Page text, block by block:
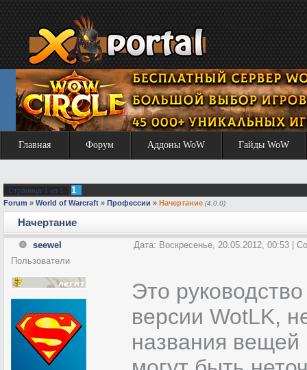
Главная Форум Аддоны WoW Гайды WoW
Страница 1 из 1 1
Forum » World of Warcraft » Профессии » Начертание (4.0.0)
Начертание
seewel
Дата: Воскресенье, 20.05.2012, 00:53 |
Пользователи
Это
версии WotLK,
названия вещей